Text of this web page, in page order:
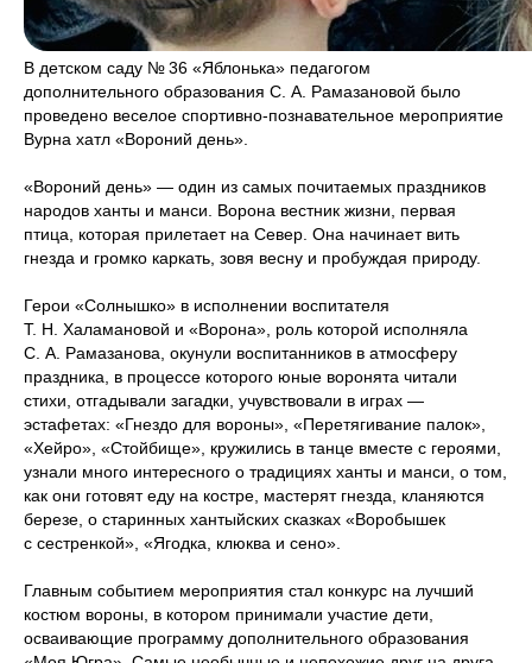
В детском саду № 36 «Яблонька» педагогом
дополнительного образования С. А. Рамазановой было
проведено веселое спортивно-познавательное мероприятие
Вурна хатл «Вороний день».
«Вороний день» — один из самых почитаемых праздников
народов ханты и манси. Ворона вестник жизни, первая
птица, которая прилетает на Север. Она начинает вить
гнезда и громко каркать, зовя весну и пробуждая природу.
Герои «Солнышко» в исполнении воспитателя
Т. Н. Халамановой и «Ворона», роль которой исполняла
С. А. Рамазанова, окунули воспитанников в атмосферу
праздника, в процессе которого юные воронята читали
стихи, отгадывали загадки, учувствовали в играх —
эстафетах: «Гнездо для вороны», «Перетягивание палок»,
«Хейро», «Стойбище», кружились в танце вместе с героями,
узнали много интересного о традициях ханты и манси, о том,
как они готовят еду на костре, мастерят гнезда, кланяются
березе, о старинных хантыйских сказках «Воробышек
с сестренкой», «Ягодка, клюква и сено».
Главным событием мероприятия стал конкурс на лучший
костюм вороны, в котором принимали участие дети,
осваивающие программу дополнительного образования